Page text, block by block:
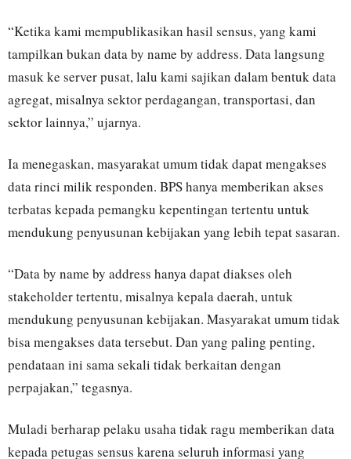
“Ketika kami mempublikasikan hasil sensus, yang kami
tampilkan bukan data by name by address. Data langsung
masuk ke server pusat, lalu kami sajikan dalam bentuk data
agregat, misalnya sektor perdagangan, transportasi, dan
sektor lainnya,” ujarnya.
Ia menegaskan, masyarakat umum tidak dapat mengakses
data rinci milik responden. BPS hanya memberikan akses
terbatas kepada pemangku kepentingan tertentu untuk
mendukung penyusunan kebijakan yang lebih tepat sasaran.
“Data by name by address hanya dapat diakses oleh
stakeholder tertentu, misalnya kepala daerah, untuk
mendukung penyusunan kebijakan. Masyarakat umum tidak
bisa mengakses data tersebut. Dan yang paling penting,
pendataan ini sama sekali tidak berkaitan dengan
perpajakan,” tegasnya.
Muladi berharap pelaku usaha tidak ragu memberikan data
kepada petugas sensus karena seluruh informasi yang